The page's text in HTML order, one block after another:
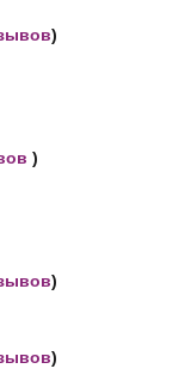
)
)
)
)